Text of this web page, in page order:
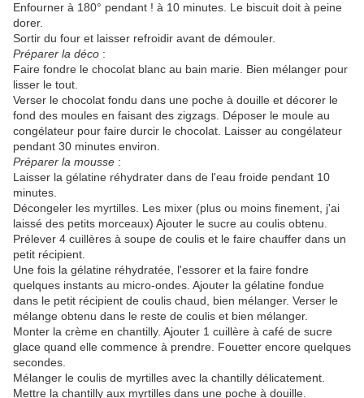
Enfourner à 180° pendant ! à 10 minutes. Le biscuit doit à peine
dorer.
Sortir du four et laisser refroidir avant de démouler.
Préparer la déco :
Faire fondre le chocolat blanc au bain marie. Bien mélanger pour
lisser le tout.
Verser le chocolat fondu dans une poche à douille et décorer le
fond des moules en faisant des zigzags. Déposer le moule au
congélateur pour faire durcir le chocolat. Laisser au congélateur
pendant 30 minutes environ.
Préparer la mousse :
Laisser la gélatine réhydrater dans de l'eau froide pendant 10
minutes.
Décongeler les myrtilles. Les mixer (plus ou moins finement, j'ai
laissé des petits morceaux) Ajouter le sucre au coulis obtenu.
Prélever 4 cuillères à soupe de coulis et le faire chauffer dans un
petit récipient.
Une fois la gélatine réhydratée, l'essorer et la faire fondre
quelques instants au micro-ondes. Ajouter la gélatine fondue
dans le petit récipient de coulis chaud, bien mélanger. Verser le
mélange obtenu dans le reste de coulis et bien mélanger.
Monter la crème en chantilly. Ajouter 1 cuillère à café de sucre
glace quand elle commence à prendre. Fouetter encore quelques
secondes.
Mélanger le coulis de myrtilles avec la chantilly délicatement.
Mettre la chantilly aux myrtilles dans une poche à douille.